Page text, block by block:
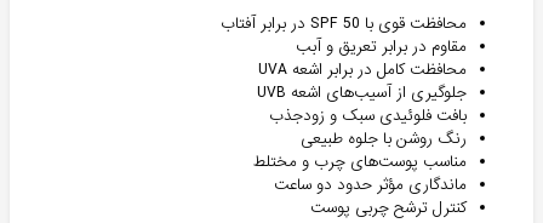
محافظت قوی با SPF 50 در برابر آفتاب
مقاوم در برابر تعریق و آبب
محافظت کامل در برابر اشعه UVA
جلوگیری از آسیب‌های اشعه UVB
بافت فلوئیدی سبک و زودجذب
رنگ روشن با جلوه طبیعی
مناسب پوست‌های چرب و مختلط
ماندگاری مؤثر حدود دو ساعت
کنترل ترشح چربی پوست